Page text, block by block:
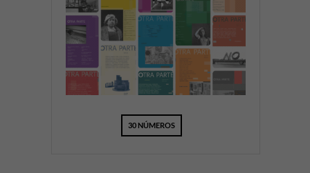
30 NÚMEROS